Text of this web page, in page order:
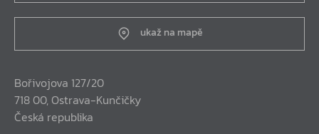
ukaž na mapě
Bořivojova 127/20
718 00, Ostrava-Kunčičky
Česká republika